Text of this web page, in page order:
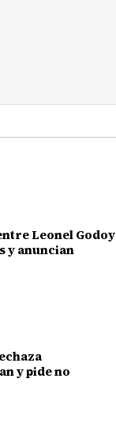
Leonel Godoy
y anuncian
y pide no